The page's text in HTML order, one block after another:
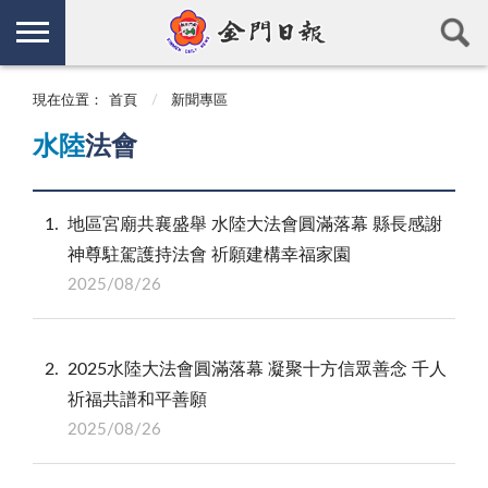
現在位置： 首頁 新聞專區
水陸法會
1
地區宮廟共襄盛舉 水陸大法會圓滿落幕 縣長感謝
神尊駐駕護持法會 祈願建構幸福家園
2025/08/26
2
2025水陸大法會圓滿落幕 凝聚十方信眾善念 千人
祈福共譜和平善願
2025/08/26